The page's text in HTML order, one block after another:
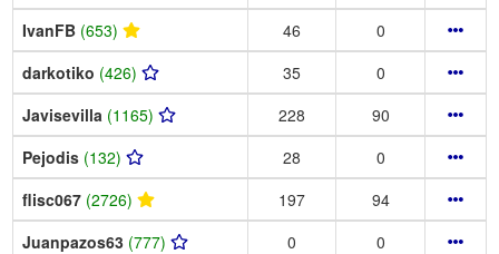
IvanFB (653) 46
0
darkotiko (426) 35
0
Javisevilla (1165) 228
90
Pejodis (132) 28
0
flisc067 (2726) 197
94
Juanpazos63 (777) 0
0